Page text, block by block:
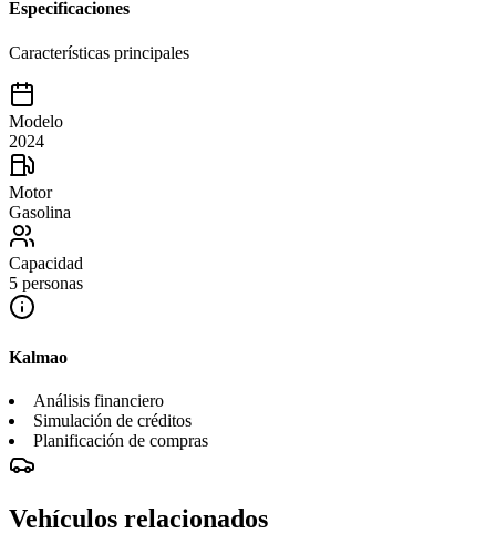
Especificaciones
Características principales
Modelo
2024
Motor
Gasolina
Capacidad
5 personas
Kalmao
Análisis financiero
Simulación de créditos
Planificación de compras
Vehículos relacionados